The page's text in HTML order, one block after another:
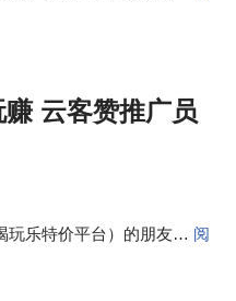
云客赞推广员
玩乐特价平台）的朋友… 阅